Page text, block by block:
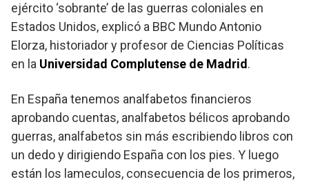
ejército ‘sobrante’ de las guerras coloniales en
Estados Unidos, explicó a BBC Mundo Antonio
Elorza, historiador y profesor de Ciencias Políticas
en la Universidad Complutense de Madrid.
En España tenemos analfabetos financieros
aprobando cuentas, analfabetos bélicos aprobando
guerras, analfabetos sin más escribiendo libros con
un dedo y dirigiendo España con los pies. Y luego
están los lameculos, consecuencia de los primeros,